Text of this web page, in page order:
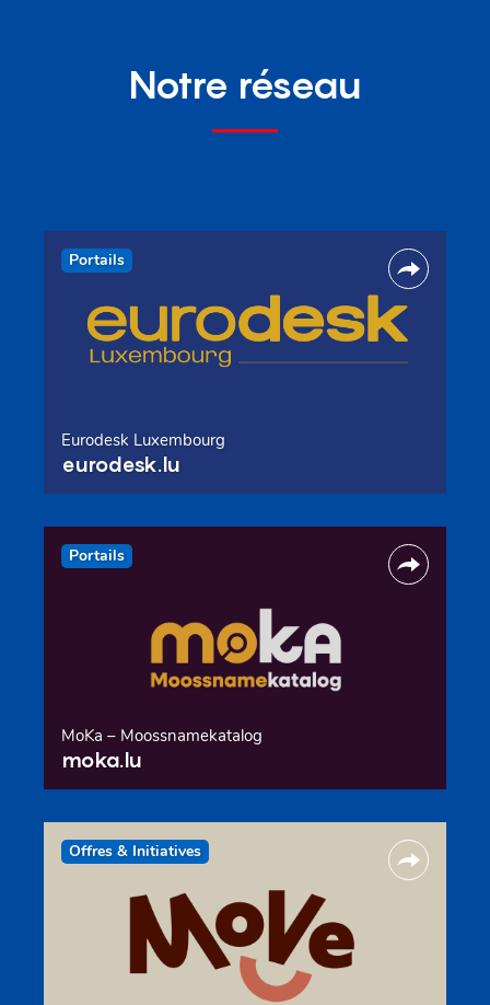
Notre réseau
Portails
Eurodesk Luxembourg
eurodesk.lu
Portails
MoKa – Moossnamekatalog
moka.lu
Offres & Initiatives